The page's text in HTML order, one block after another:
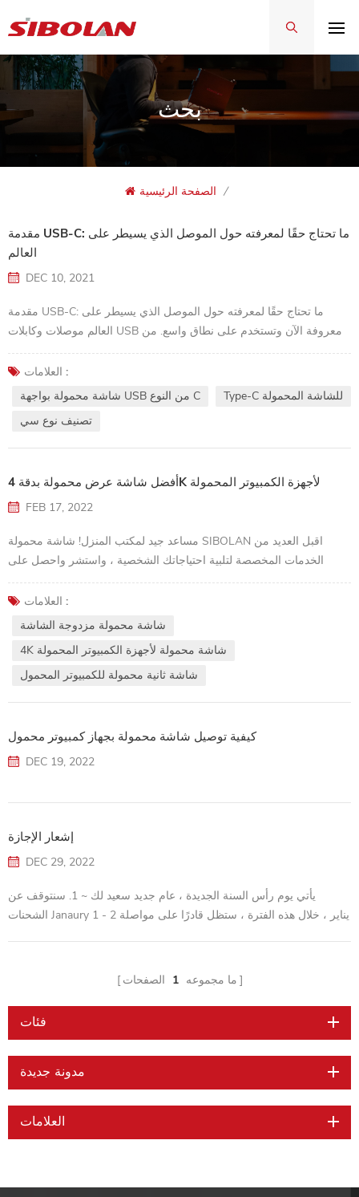
بحث
الصفحة الرئيسية /
مقدمة USB-C: ما تحتاج حقًا لمعرفته حول الموصل الذي يسيطر على
العالم
DEC 10, 2021
مقدمة USB-C: ما تحتاج حقًا لمعرفته حول الموصل الذي يسيطر على
العالم موصلات وكابلات USB معروفة الآن وتستخدم على نطاق واسع. من
المحتمل أن يكون موصل USB الذي يعرفه الكثير من الأشخاص هو موصل
USB-A الضخم والمستطيل (أو USB من النوع A) الذي يستغرق بضع
، وجد المزيد والمزيد من المستخدمين نوعًا جديدًا من موصل USB ، موصل
USB-C (أو USB Type-C) ...
العلامات :
شاشة محمولة بواجهة USB من النوع C
Type-C للشاشة المحمولة
تصنيف نوع سي
أفضل شاشة عرض محمولة بدقة 4K لأجهزة الكمبيوتر المحمولة
FEB 17, 2022
مساعد جيد لمكتب المنزل! شاشة محمولة SIBOLAN اقبل العديد من
الخدمات المخصصة لتلبية احتياجاتك الشخصية ، واستشر واحصل على
المزيد من أسعار العينات!
العلامات :
شاشة محمولة مزدوجة الشاشة
4K شاشة محمولة لأجهزة الكمبيوتر المحمولة
شاشة ثانية محمولة للكمبيوتر المحمول
كيفية توصيل شاشة محمولة بجهاز كمبيوتر محمول
DEC 19, 2022
إشعار الإجازة
DEC 29, 2022
يأتي يوم رأس السنة الجديدة ، عام جديد سعيد لك ~ 1. سنتوقف عن
الشحنات Janaury 1 - 2 يناير ، خلال هذه الفترة ، ستظل قادرًا على مواصلة
نقوم بالرد على بريدك في غضون 24 ~ 48 ساعة ، إذا كان هناك أي إزعاج ،
Technology ...
ما مجموعه 1 الصفحات
فئات
مدونة جديدة
العلامات